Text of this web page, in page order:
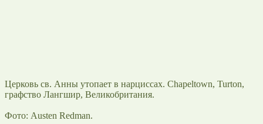
Церковь св. Анны утопает в нарциссах. Chapeltown, Turton,
графство Лангшир, Великобритания.
Фото: Austen Redman.